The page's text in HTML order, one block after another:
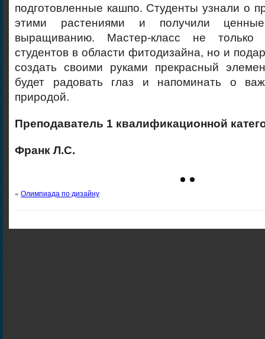
подготовленные кашпо. Студенты узнали о
этими растениями и получили
выращиванию. Мастер-класс не только
студентов в области фитодизайна, но и
создать своими руками прекрасный
будет радовать глаз и напоминать о
природой.
Преподаватель 1 квалификационной
Франк Л.С.
« Олимпиада по дизайну